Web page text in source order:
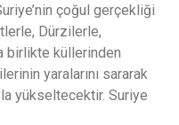
çoğul gerçekliği
Dürzilerle,
birlikte küllerinden
yaralarını sararak
yükseltecektir. Suriye